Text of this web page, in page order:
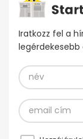
Iratkozz fel a
legérdekesebb